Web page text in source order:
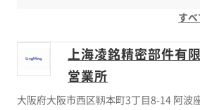
す
上海凌銘精密部件有
営業所
大阪府大阪市西区靱本町3丁目8-14 阿波